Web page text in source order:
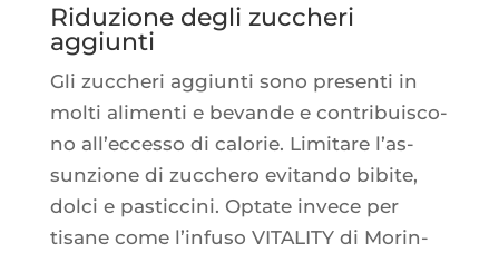
Riduzione degli zuccheri
aggiunti
Gli zuc­che­ri aggiun­ti sono pre­sen­ti in
mol­ti ali­men­ti e bevande e contri­buis­co­
no all’ec­ces­so di calo­rie. Limi­tare l’as­
sun­zione di zuc­che­ro evi­tan­do bibite,
dol­ci e pas­tic­ci­ni. Optate invece per
tisane come l’in­fu­so VITALITY di Morin­